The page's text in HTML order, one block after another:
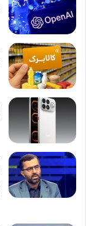
ر
و
ش
ن
ا
س
ت
|
ب
ر
ن
ا
م
ه
ج